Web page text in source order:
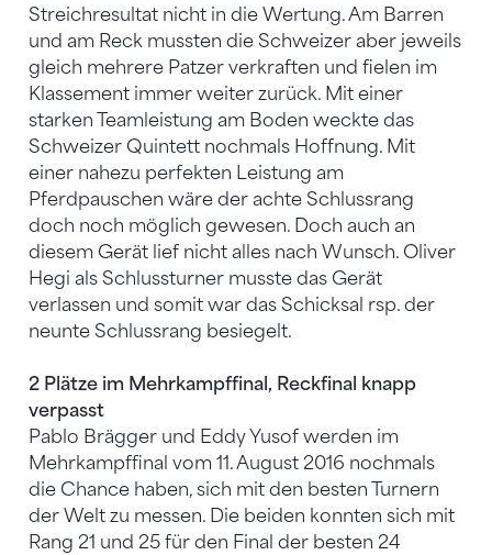
Streichresultat nicht in die Wertung. Am Barren
und am Reck mussten die Schweizer aber jeweils
gleich mehrere Patzer verkraften und fielen im
Klassement immer weiter zurück. Mit einer
starken Teamleistung am Boden weckte das
Schweizer Quintett nochmals Hoffnung. Mit
einer nahezu perfekten Leistung am
Pferdpauschen wäre der achte Schlussrang
doch noch möglich gewesen. Doch auch an
diesem Gerät lief nicht alles nach Wunsch. Oliver
Hegi als Schlussturner musste das Gerät
verlassen und somit war das Schicksal rsp. der
neunte Schlussrang besiegelt.
2 Plätze im Mehrkampffinal, Reckfinal knapp
verpasst
Pablo Brägger und Eddy Yusof werden im
Mehrkampffinal vom 11. August 2016 nochmals
die Chance haben, sich mit den besten Turnern
der Welt zu messen. Die beiden konnten sich mit
Rang 21 und 25 für den Final der besten 24